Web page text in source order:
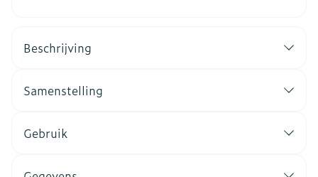
Beschrijving
Samenstelling
Gebruik